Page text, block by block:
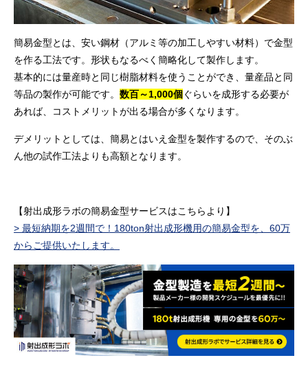
簡易金型とは、安い鋼材（アルミ等の加工しやすい材料）で金型
を作る工法です。形状もなるべく簡略化して製作します。
基本的には量産時と同じ樹脂材料を使うことができ、量産品と同
等品の製作が可能です。 数百～1,000個 ぐらいを成形する必要が
あれば、コストメリットが出る場合が多くなります。
デメリットとしては、簡易とはいえ金型を製作するので、そのぶ
ん他の試作工法よりも高額となります。
【射出成形ラボの簡易金型サービスはこちらより】
> 最短納期を2週間で！180ton射出成形機用の簡易金型を、60万
からご提供いたします。